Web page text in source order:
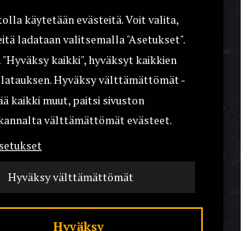
ASEET & OPTIIKKA
VARUSTEET
KOIRAT
YHTEYSTIEDOT
REKISTERISELOSTE
EVÄSTEET
käytetään evästeitä. Voit valita,
ladataan valitsemalla "Asetukset".
kaikki", hyväksyt kaikkien
Hyväksy välttämättömät -
kaikki muut, paitsi sivuston
välttämättömät evästeet.
Hyväksy välttämättömät
Hyväksy